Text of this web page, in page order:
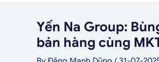
Yến Na Group:
bán hàng cùng